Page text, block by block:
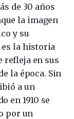
de 30 años
la imagen
y su
es la historia
refleja en sus
la época. Sin
a un
en 1910 se
por un